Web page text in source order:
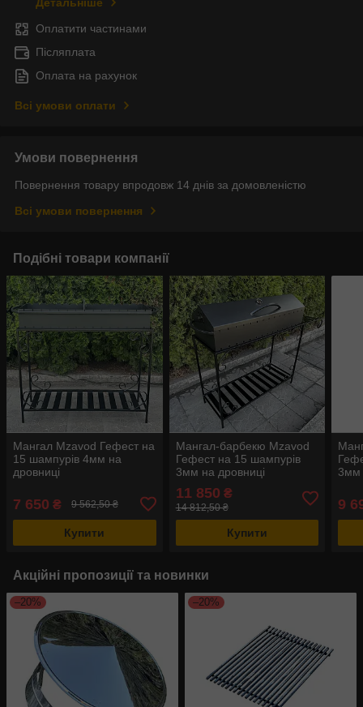
Детальніше
Оплатити частинами
Післяплата
Оплата на рахунок
Всі умови оплати
Умови повернення
Повернення товару впродовж 14 днів за домовленістю
Всі умови повернення
Подібні товари компанії
Мангал Mzavod Гефест на
15 шампурів 4мм на
дровниці
7 650 ₴ 9 562,50 ₴
Купити
Мангал-барбекю Mzavod
Гефест на 15 шампурів
3мм на дровниці
11 850 ₴
14 812,50 ₴
Купити
3мм
9
Акційні пропозиції та новинки
–20% –20%